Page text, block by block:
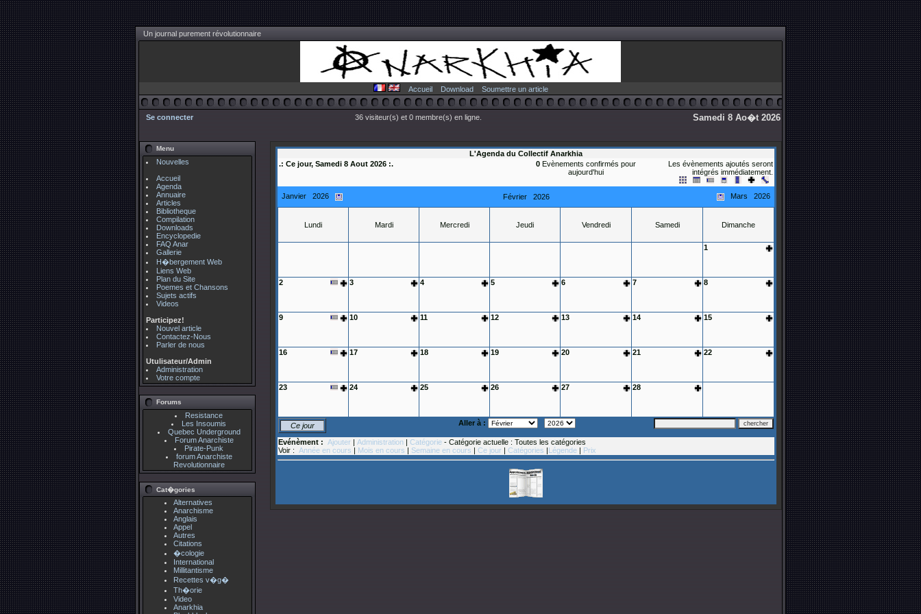
Un journal purement révolutionnaire
Accueil Download Soumettre un article
Se connecter 36 visiteur(s) et 0 membre(s) en ligne. Samedi 8 Ao�t 2026
Menu
Nouvelles
Accueil
Agenda
Annuaire
Articles
Bibliotheque
Compilation
Downloads
Encyclopedie
FAQ Anar
Gallerie
H�bergement Web
Liens Web
Plan du Site
Poemes et Chansons
Sujets actifs
Videos
Participez!
Nouvel article
Contactez-Nous
Parler de nous
Utulisateur/Admin
Administration
Votre compte
Forums
Resistance
Les Insoumis
Quebec Underground
Forum Anarchiste
Pirate-Punk
forum Anarchiste
Revolutionnaire
Cat�gories
Alternatives
Anarchisme
Anglais
Appel
Autres
Citations
�cologie
International
Millitantisme
Recettes v�g�
Th�orie
Video
Anarkhia
L'Agenda du Collectif Anarkhia
.: Ce jour, Samedi 8 Aout 2026 :.
0 Evènements confirmés pour
aujourd'hui
Les évènements ajoutés seront
intégrés immédiatement.
Janvier 2026 Février 2026 Mars 2026
Lundi Mardi Mercredi Jeudi Vendredi Samedi Dimanche
1
2 3 4 5 6 7 8
9 10 11 12 13 14 15
16 17 18 19 20 21 22
23 24 25 26 27 28
Ce jour Aller à :
Evénèment : Ajouter | Administration | Catégorie - Catégorie actuelle : Toutes les catégories
Voir : Année en cours | Mois en cours | Semaine en cours | Ce jour | Catégories |Légende | Prix